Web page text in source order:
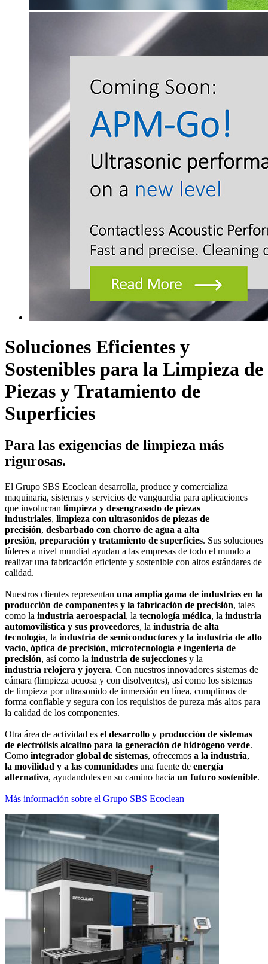
Soluciones Eficientes y
Sostenibles para la Limpieza de
Piezas y Tratamiento de
Superficies
Para las exigencias de limpieza más
rigurosas.
El Grupo SBS Ecoclean desarrolla, produce y comercializa
maquinaria, sistemas y servicios de vanguardia para aplicaciones
que involucran limpieza y desengrasado de piezas
industriales, limpieza con ultrasonidos de piezas de
precisión, desbarbado con chorro de agua a alta
presión, preparación y tratamiento de superficies. Sus soluciones
líderes a nivel mundial ayudan a las empresas de todo el mundo a
realizar una fabricación eficiente y sostenible con altos estándares de
calidad.
Nuestros clientes representan una amplia gama de industrias en la
producción de componentes y la fabricación de precisión, tales
como la industria aeroespacial, la tecnología médica, la industria
automovilística y sus proveedores, la industria de alta
tecnología, la industria de semiconductores y la industria de alto
vacío, óptica de precisión, microtecnología e ingeniería de
precisión, así como la industria de sujecciones y la
industria relojera y joyera. Con nuestros innovadores sistemas de
cámara (limpieza acuosa y con disolventes), así como los sistemas
de limpieza por ultrasonido de inmersión en línea, cumplimos de
forma confiable y segura con los requisitos de pureza más altos para
la calidad de los componentes.
Otra área de actividad es el desarrollo y producción de sistemas
de electrólisis alcalino para la generación de hidrógeno verde.
Como integrador global de sistemas, ofrecemos a la industria,
la movilidad y a las comunidades una fuente de energía
alternativa, ayudandoles en su camino hacia un futuro sostenible.
Más información sobre el Grupo SBS Ecoclean